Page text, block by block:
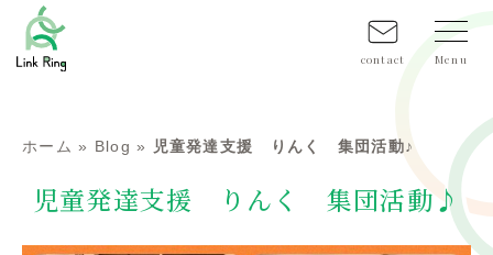
contact
ホーム » Blog » 児童発達支援 りんく 集団活動♪
児童発達支援 りんく 集団活動♪